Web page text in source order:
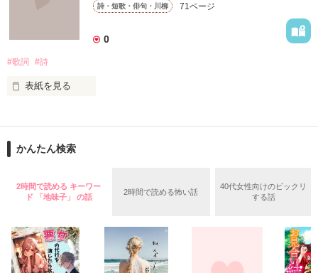
無知を振りかざして
嘘つきな私は
絶えず支配し続けては
いつか辿り着けるまで
詩・短歌・俳句・川柳 71ページ
0
#歌詞 #詩
表紙を見る
とても
"かけがえのないもの"
だと思う。
かんたん検索
2時間で読める キーワー
ド 「地味子」 の話
2時間で読める怖い話
40代女性向けのビックリ
する話